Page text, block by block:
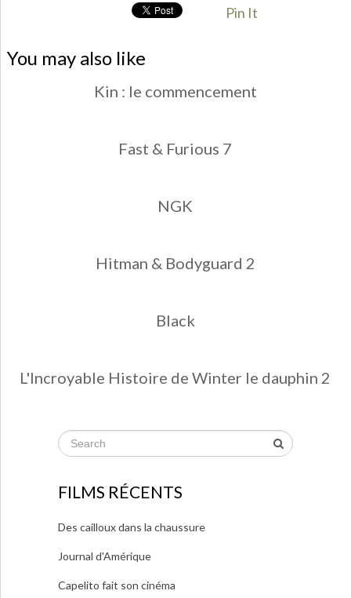
Pin It
You may also like
Kin : le commencement
Fast & Furious 7
NGK
Hitman & Bodyguard 2
Black
L'Incroyable Histoire de Winter le dauphin 2
FILMS RÉCENTS
Des cailloux dans la chaussure
Journal d'Amérique
Capelito fait son cinéma